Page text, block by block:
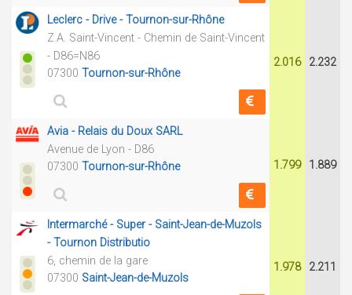
Leclerc - Drive - Tournon-sur-Rhône
Z.A. Saint-Vincent - Chemin de Saint-Vincent
- D86=N86
07300 Tournon-sur-Rhône
2.016 2.232
Avia - Relais du Doux SARL
Avenue de Lyon - D86
07300 Tournon-sur-Rhône 1.799 1.889
Intermarché - Super - Saint-Jean-de-Muzols
- Tournon Distributio
6, chemin de la gare
07300 Saint-Jean-de-Muzols
1.978 2.211